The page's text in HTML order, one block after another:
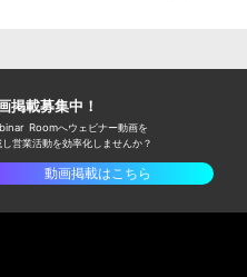
掲載募集中！
Roomへウェビナー動画を
営業活動を効率化しませんか？
動画掲載はこちら